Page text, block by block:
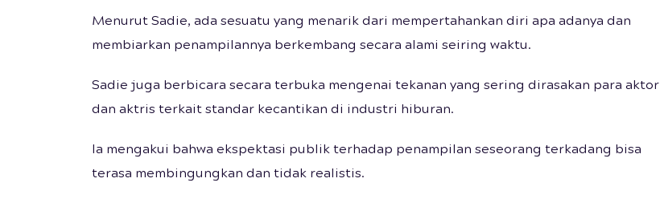
Menurut Sadie, ada sesuatu yang menarik dari mempertahankan diri apa adanya dan
membiarkan penampilannya berkembang secara alami seiring waktu.
Sadie juga berbicara secara terbuka mengenai tekanan yang sering dirasakan para aktor
dan aktris terkait standar kecantikan di industri hiburan.
Ia mengakui bahwa ekspektasi publik terhadap penampilan seseorang terkadang bisa
terasa membingungkan dan tidak realistis.